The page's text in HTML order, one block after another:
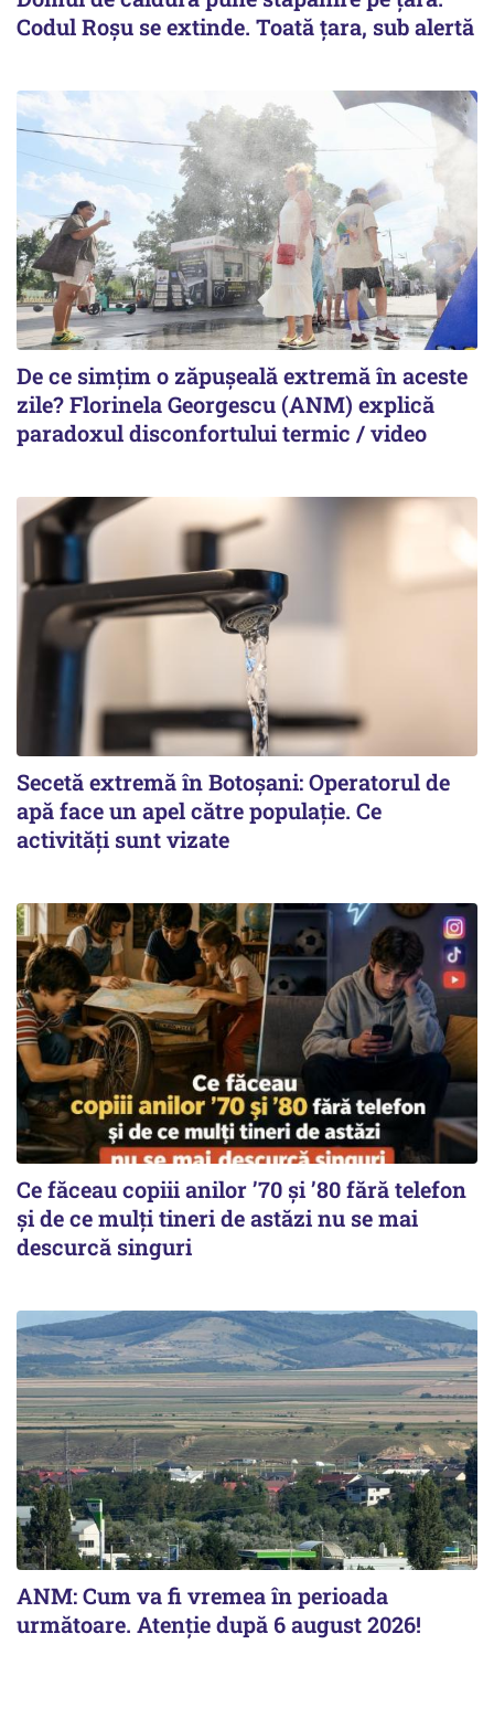
Codul Roșu se extinde. Toată țara, sub alertă
De ce simțim o zăpușeală extremă în aceste
zile? Florinela Georgescu (ANM) explică
paradoxul disconfortului termic / video
Secetă extremă în Botoșani: Operatorul de
apă face un apel către populație. Ce
activități sunt vizate
Ce făceau copiii anilor ’70 și ’80 fără telefon
și de ce mulți tineri de astăzi nu se mai
descurcă singuri
ANM: Cum va fi vremea în perioada
următoare. Atenție după 6 august 2026!